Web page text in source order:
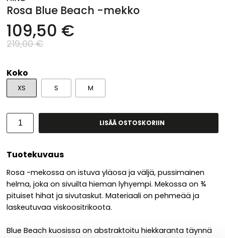
Rosa Blue Beach -mekko
109,50 €
219,00 €
Koko
XS S M
LISÄÄ OSTOSKORIIN
Tuotekuvaus
Rosa -mekossa on istuva yläosa ja väljä, pussimainen
helma, joka on sivuilta hieman lyhyempi. Mekossa on ¾
pituiset hihat ja sivutaskut. Materiaali on pehmeää ja
laskeutuvaa viskoositrikoota.
Blue Beach kuosissa on abstraktoitu hiekkaranta täynnä